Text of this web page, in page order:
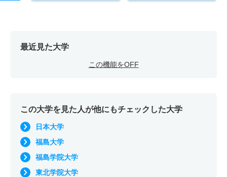
最近見た大学
この機能をOFF
この大学を見た人が他にもチェックした大学
日本大学
福島大学
福島学院大学
東北学院大学